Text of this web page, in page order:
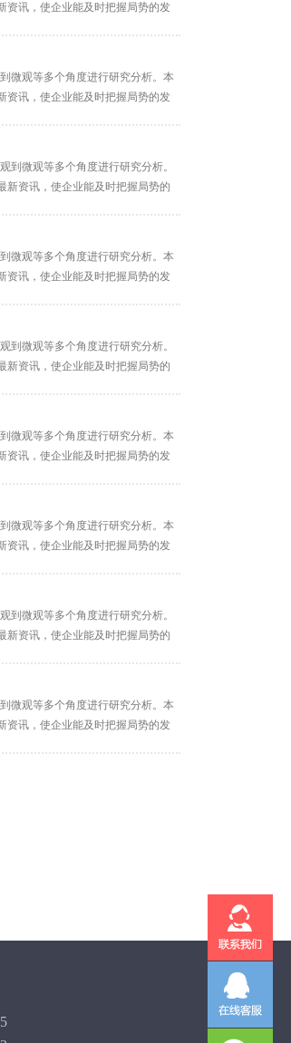
资讯，使企业能及时把握局势的发
微观等多个角度进行研究分析。本
资讯，使企业能及时把握局势的发
微观等多个角度进行研究分析。
新资讯，使企业能及时把握局势的
微观等多个角度进行研究分析。本
资讯，使企业能及时把握局势的发
微观等多个角度进行研究分析。
新资讯，使企业能及时把握局势的
微观等多个角度进行研究分析。本
资讯，使企业能及时把握局势的发
微观等多个角度进行研究分析。本
资讯，使企业能及时把握局势的发
微观等多个角度进行研究分析。
新资讯，使企业能及时把握局势的
微观等多个角度进行研究分析。本
资讯，使企业能及时把握局势的发